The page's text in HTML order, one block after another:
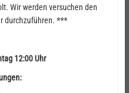
Wir werden versuchen den
durchzuführen. ***
12:00 Uhr